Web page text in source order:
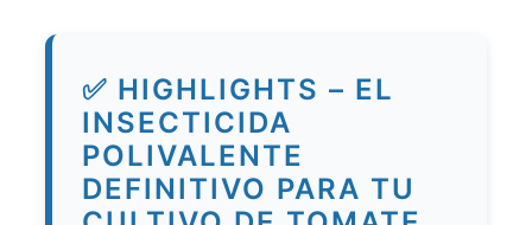
✅ HIGHLIGHTS – EL
INSECTICIDA
POLIVALENTE
DEFINITIVO PARA TU